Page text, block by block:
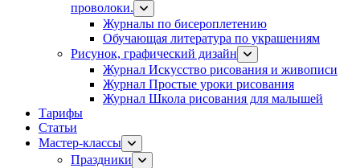
проволоки.
Журналы по бисероплетению
Обучающая литература по украшениям
Рисунок, графический дизайн
Журнал Искусство рисования и живописи
Журнал Простые уроки рисования
Журнал Школа рисования для малышей
Тарифы
Статьи
Мастер-классы
Праздники